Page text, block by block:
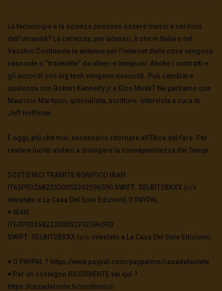
5 Agosto 2026 - LUD: 4 Agosto 2026
0
152 0 0
0
146 0
La tecnologia e la scienza possono essere messi a servizio
dell’umanità? La certezza, per adesso, è che in Italia e nel
Vecchio Continente le antenne per l’internet delle cose vengono
nascoste o “travestite” da alberi e lampioni. Anche i contratti e
gli accordi con big tech vengono nascosti. Può cambiare
qualcosa con Robert Kennedy jr e Elon Musk? Ne parliamo con
Maurizio Martucci, giornalista, scrittore. Intervista a cura di
Jeff Hoffman
È oggi, più che mai, necessario ritornare all’Etica del fare. Per
restare lucidi aiutaci a divulgare la consapevolezza dei Tempi.
SOSTIENICI TRAMITE BONIFICO IBAN:
IT63P0326822300052392596590 SWIFT: SELBIT2BXXX (c/c
intestato a La Casa Del Sole Edizioni) O PAYPAL
♥️ IBAN:
IT63P0326822300052392596590
SWIFT: SELBIT2BXXX (c/c intestato a La Casa Del Sole Edizioni)
♥️ O PAYPAL ? https://www.paypal.com/paypalme/casadelsoletv
♥️ Per un sostegno RICORRENTE vai qui ?
https://casadelsole.tv/sostienici/